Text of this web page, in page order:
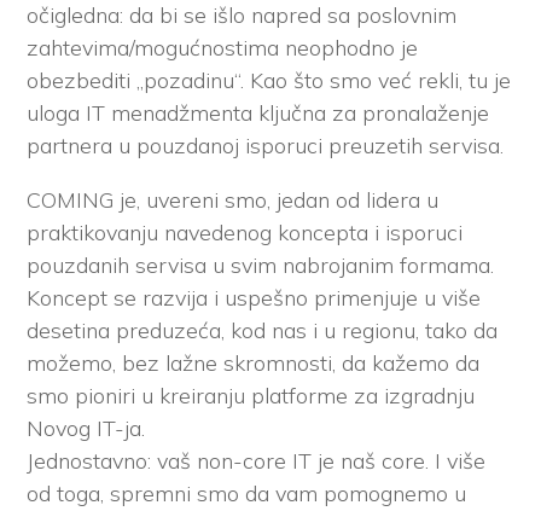
očigledna: da bi se išlo napred sa poslovnim
zahtevima/mogućnostima neophodno je
obezbediti „pozadinu“. Kao što smo već rekli, tu je
uloga IT menadžmenta ključna za pronalaženje
partnera u pouzdanoj isporuci preuzetih servisa.
COMING je, uvereni smo, jedan od lidera u
praktikovanju navedenog koncepta i isporuci
pouzdanih servisa u svim nabrojanim formama.
Koncept se razvija i uspešno primenjuje u više
desetina preduzeća, kod nas i u regionu, tako da
možemo, bez lažne skromnosti, da kažemo da
smo pioniri u kreiranju platforme za izgradnju
Novog IT-ja.
Jednostavno: vaš non-core IT je naš core. I više
od toga, spremni smo da vam pomognemo u